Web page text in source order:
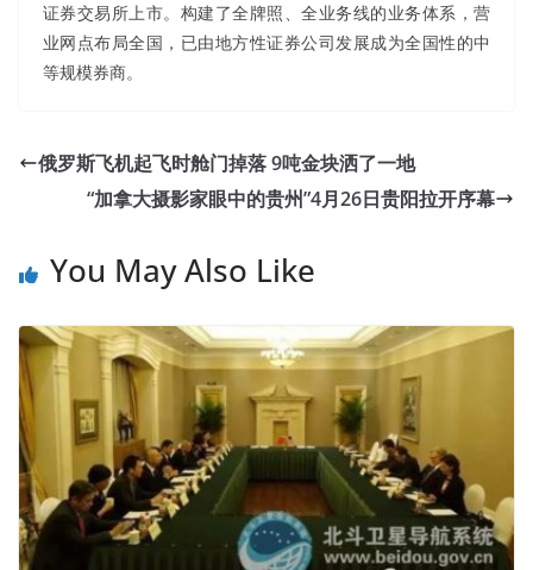
证券交易所上市。构建了全牌照、全业务线的业务体系，营
业网点布局全国，已由地方性证券公司发展成为全国性的中
等规模券商。
俄罗斯飞机起飞时舱门掉落 9吨金块洒了一地
“加拿大摄影家眼中的贵州”4月26日贵阳拉开序幕
You May Also Like